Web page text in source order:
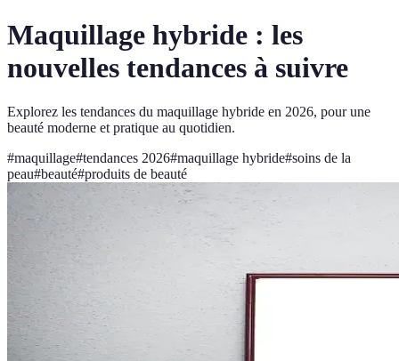
Maquillage hybride : les
nouvelles tendances à suivre
Explorez les tendances du maquillage hybride en 2026, pour une
beauté moderne et pratique au quotidien.
#maquillage#tendances 2026#maquillage hybride#soins de la
peau#beauté#produits de beauté